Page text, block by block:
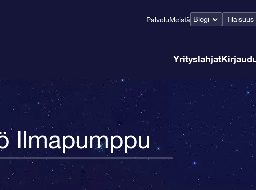
PalveluMeistä Blogi Tilaisuus
Yrityslahjat
Ilmapumppu